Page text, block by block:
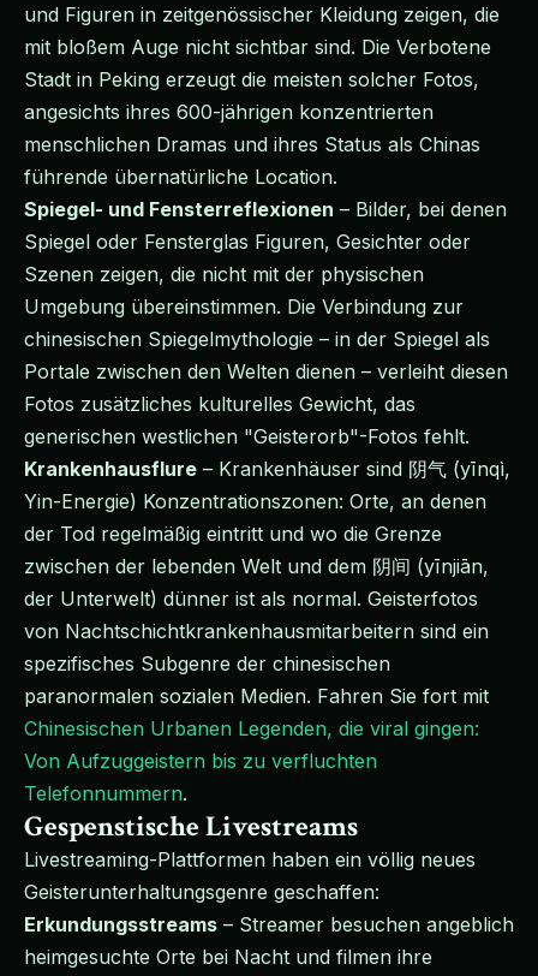
und Figuren in zeitgenössischer Kleidung zeigen, die
mit bloßem Auge nicht sichtbar sind. Die Verbotene
Stadt in Peking erzeugt die meisten solcher Fotos,
angesichts ihres 600-jährigen konzentrierten
menschlichen Dramas und ihres Status als Chinas
führende übernatürliche Location.
Spiegel- und Fensterreflexionen – Bilder, bei denen
Spiegel oder Fensterglas Figuren, Gesichter oder
Szenen zeigen, die nicht mit der physischen
Umgebung übereinstimmen. Die Verbindung zur
chinesischen Spiegelmythologie – in der Spiegel als
Portale zwischen den Welten dienen – verleiht diesen
Fotos zusätzliches kulturelles Gewicht, das
generischen westlichen "Geisterorb"-Fotos fehlt.
Krankenhausflure – Krankenhäuser sind 阴气 (yīnqì,
Yin-Energie) Konzentrationszonen: Orte, an denen
der Tod regelmäßig eintritt und wo die Grenze
zwischen der lebenden Welt und dem 阴间 (yīnjiān,
der Unterwelt) dünner ist als normal. Geisterfotos
von Nachtschichtkrankenhausmitarbeitern sind ein
spezifisches Subgenre der chinesischen
paranormalen sozialen Medien. Fahren Sie fort mit
Chinesischen Urbanen Legenden, die viral gingen:
Von Aufzuggeistern bis zu verfluchten
Telefonnummern.
Gespenstische Livestreams
Livestreaming-Plattformen haben ein völlig neues
Geisterunterhaltungsgenre geschaffen:
Erkundungsstreams – Streamer besuchen angeblich
heimgesuchte Orte bei Nacht und filmen ihre